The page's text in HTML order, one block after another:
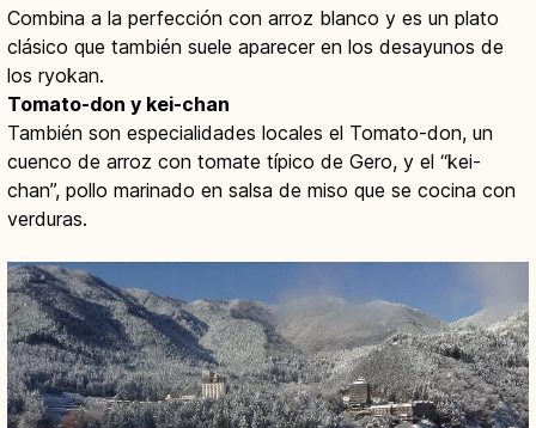
Combina a la perfección con arroz blanco y es un plato
clásico que también suele aparecer en los desayunos de
los ryokan.
Tomato-don y kei-chan
También son especialidades locales el Tomato-don, un
cuenco de arroz con tomate típico de Gero, y el “kei-
chan”, pollo marinado en salsa de miso que se cocina con
verduras.